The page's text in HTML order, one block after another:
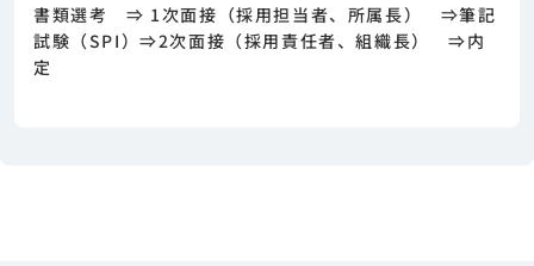
書類選考 ⇒ 1次面接（採用担当者、所属長） ⇒筆記
試験（SPI）⇒2次面接（採用責任者、組織長） ⇒内
定